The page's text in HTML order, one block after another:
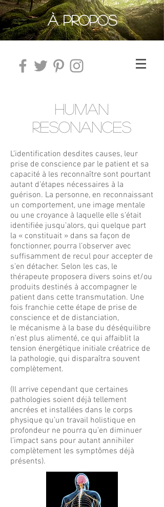
À PROPOS
HUMAN
RESONANCES
L’identification desdites causes, leur
prise de conscience par le patient et sa
capacité à les reconnaître sont pourtant
autant d’étapes nécessaires à la
guérison. La personne, en reconnaissant
un comportement, une image mentale
ou une croyance à laquelle elle s’était
identifiée jusqu’alors, qui quelque part
la « constituait » dans sa façon de
fonctionner, pourra l’observer avec
suffisamment de recul pour accepter de
s’en détacher. Selon les cas, le
thérapeute proposera divers soins et/ou
produits destinés à accompagner le
patient dans cette transmutation. Une
fois franchie cette étape de prise de
conscience et de distanciation,
le mécanisme à la base du déséquilibre
n’est plus alimenté, ce qui affaiblit la
tension énergétique initiale créatrice de
la pathologie, qui disparaîtra souvent
complètement.
(Il arrive cependant que certaines
pathologies soient déjà tellement
ancrées et installées dans le corps
physique qu’un travail holistique en
profondeur ne pourra qu’en diminuer
l’impact sans pour autant annihiler
complètement les symptômes déjà
présents).